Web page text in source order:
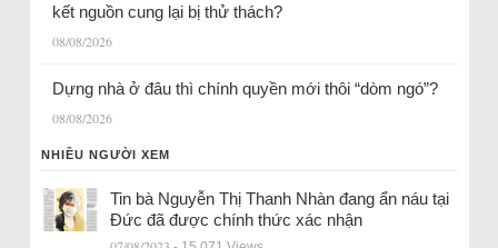
kết nguồn cung lại bị thử thách?
08/08/2026
Dựng nhà ở đâu thì chính quyền mới thôi “dòm ngó”?
08/08/2026
NHIỀU NGƯỜI XEM
Tin bà Nguyễn Thị Thanh Nhàn đang ẩn náu tại
Đức đã được chính thức xác nhận